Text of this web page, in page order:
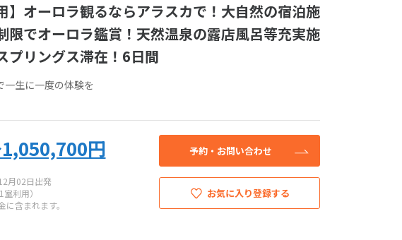
イギリス
アイルランド
オーストリア
ハンガリー
アイスランド
フィンランド
ノルウェー
ギリシャ
クロアチア
ブルガリア
ルーマニア
まだ履歴がありません
まだ登録がありません
プチャして保存してください。
】オーロラ観るならアラスカで！大自然の宿泊施
限でオーロラ鑑賞！天然温泉の露店風呂等充実施
プリングス滞在！6日間
一生に一度の体験を
円
月02日出発
利用）
含まれます。
予約・お問い合わせ
お気に入り登録する